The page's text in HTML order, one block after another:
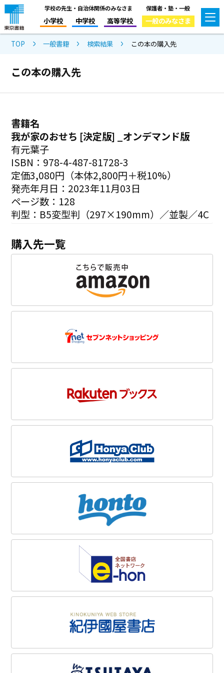
学校の先生・自治体関係のみなさま
小学校 中学校 高等学校
保護者・塾・一般
一般のみなさま
TOP 一般書籍 検索結果 この本の購入先
この本の購入先
書籍名
我が家のおせち [決定版] _オンデマンド版
有元葉子
ISBN：978-4-487-81728-3
定価3,080円（本体2,800円＋税10%）
発売年月日：2023年11月03日
ページ数：128
判型：B5変型判（297×190mm）／並製／4C
購入先一覧